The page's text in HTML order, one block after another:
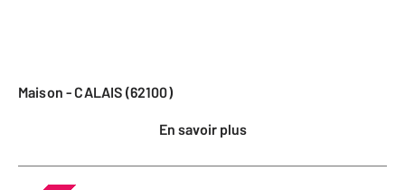
Maison - CALAIS (62100)
En savoir plus